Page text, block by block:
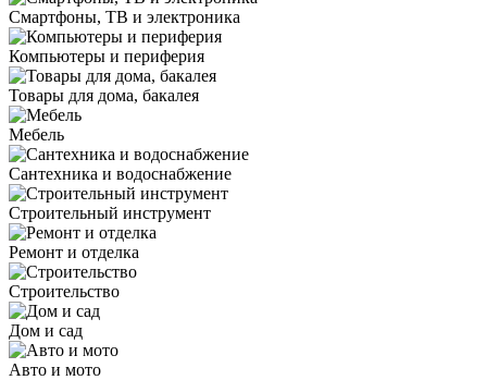
Смартфоны, ТВ и электроника
Компьютеры и периферия
Товары для дома, бакалея
Мебель
Сантехника и водоснабжение
Строительный инструмент
Ремонт и отделка
Строительство
Дом и сад
Авто и мото